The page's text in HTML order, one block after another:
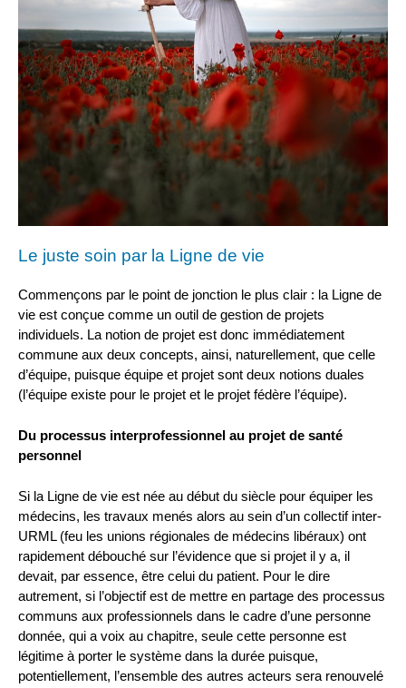
Le juste soin par la Ligne de vie
Commençons par le point de jonction le plus clair : la Ligne de
vie est conçue comme un outil de gestion de projets
individuels. La notion de projet est donc immédiatement
commune aux deux concepts, ainsi, naturellement, que celle
d’équipe, puisque équipe et projet sont deux notions duales
(l’équipe existe pour le projet et le projet fédère l’équipe).
Du processus interprofessionnel au projet de santé
personnel
Si la Ligne de vie est née au début du siècle pour équiper les
médecins, les travaux menés alors au sein d’un collectif inter-
URML (feu les unions régionales de médecins libéraux) ont
rapidement débouché sur l’évidence que si projet il y a, il
devait, par essence, être celui du patient. Pour le dire
autrement, si l’objectif est de mettre en partage des processus
communs aux professionnels dans le cadre d’une personne
donnée, qui a voix au chapitre, seule cette personne est
légitime à porter le système dans la durée puisque,
potentiellement, l’ensemble des autres acteurs sera renouvelé